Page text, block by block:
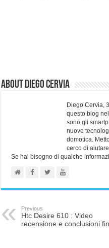
About Diego Cervia
Diego Cervia,
questo blog
sono gli
nuove
domotica.
cerco di
Se hai bisogno di qualche
Previous
Htc Desire 610 : Video
recensione e conclusioni